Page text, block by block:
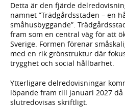
Detta är den fjärde
namnet ”Trädgårdsstaden – en
småhusbyggande”.
fram som en central väg för att
Sverige. Formen förenar
med en rik grönstruktur där
trygghet och social hållbarhet.
Ytterligare delredovisningar
löpande fram till januari 2027 då
slutredovisas skriftligt.